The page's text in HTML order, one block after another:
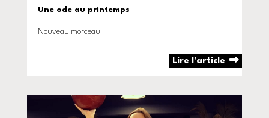
Une ode au printemps
Nouveau morceau
Lire l'article